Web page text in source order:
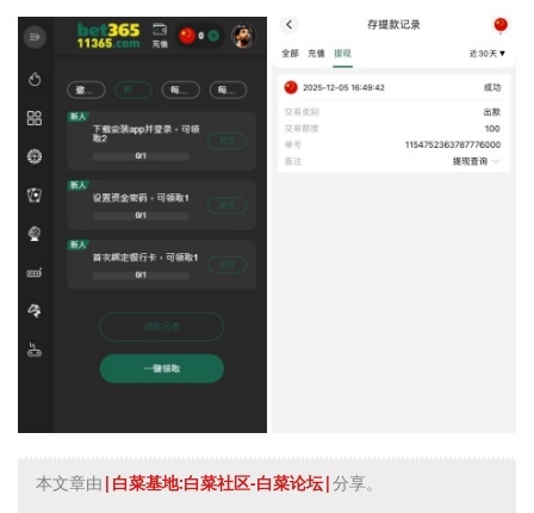
本文章由 |白菜基地:白菜社区-白菜论坛|分享。